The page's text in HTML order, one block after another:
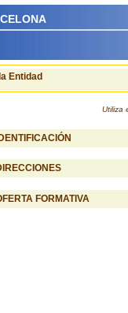
Entidad
Utiliza
IDENTIFICACIÓN
FORMATIVA